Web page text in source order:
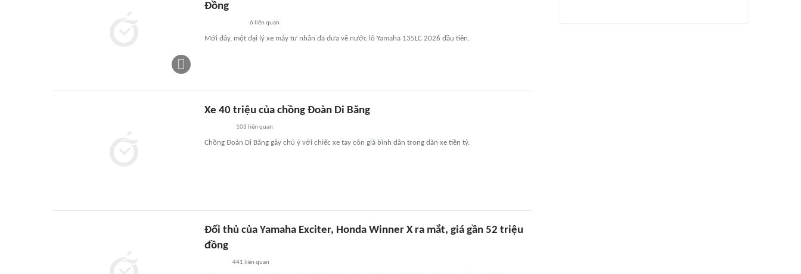
Đồng
6 liên quan
Mới đây, một đại lý xe máy tư nhân đã đưa về nước lô Yamaha 135LC 2026 đầu tiên.
Xe 40 triệu của chồng Đoàn Di Băng
103 liên quan
Chồng Đoàn Di Băng gây chú ý với chiếc xe tay côn giá bình dân trong dàn xe tiền tỷ.
Đối thủ của Yamaha Exciter, Honda Winner X ra mắt, giá gần 52 triệu
đồng
441 liên quan